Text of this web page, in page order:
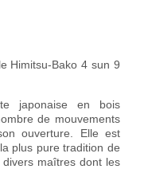
Himitsu-Bako 4 sun 9
japonaise en bois
de mouvements
ouverture. Elle est
plus pure tradition de
maîtres dont les